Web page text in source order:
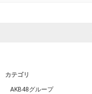
カテゴリ
AKB48グループ